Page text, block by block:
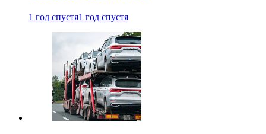
1 год спустя1 год спустя